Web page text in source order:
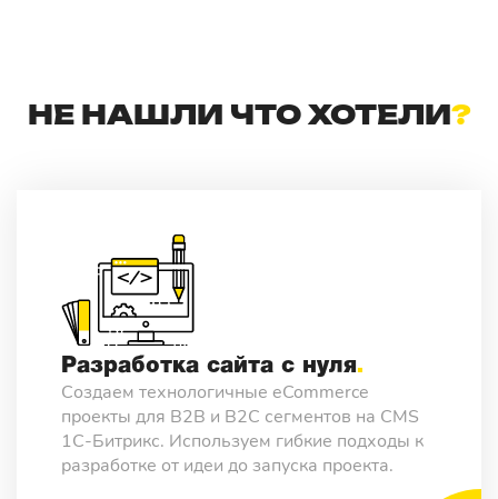
НЕ НАШЛИ ЧТО ХОТЕЛИ ?
Разработка сайта с нуля
Cоздаем технологичные eCommerce
проекты для B2B и B2C сегментов на CMS
1С-Битрикс. Используем гибкие подходы к
разработке от идеи до запуска проекта.